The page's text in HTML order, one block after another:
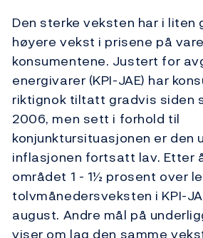
Den sterke veksten har i liten
høyere vekst i prisene på
konsumentene. Justert for
energivarer (KPI-JAE) har
riktignok tiltatt gradvis siden
2006, men sett i forhold til
konjunktursituasjonen er den
inflasjonen fortsatt lav. Etter
området 1 - 1½ prosent over
tolvmånedersveksten i KPI-
august. Andre mål på